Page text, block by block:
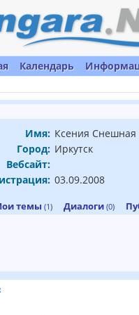
Календарь
Имя: Ксения Снешная
Город: Иркутск
Вебсайт:
03.09.2008
темы (1) Диалоги (0)